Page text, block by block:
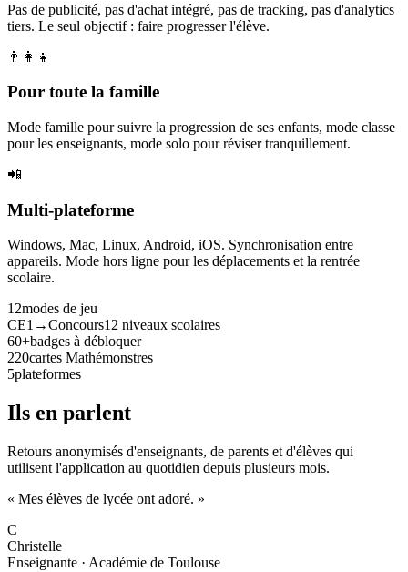
Pas de publicité, pas d'achat intégré, pas de tracking, pas d'analytics
tiers. Le seul objectif : faire progresser l'élève.
👨‍👩‍👧
Pour toute la famille
Mode famille pour suivre la progression de ses enfants, mode classe
pour les enseignants, mode solo pour réviser tranquillement.
📲
Multi-plateforme
Windows, Mac, Linux, Android, iOS. Synchronisation entre
appareils. Mode hors ligne pour les déplacements et la rentrée
scolaire.
12modes de jeu
CE1→Concours12 niveaux scolaires
60+badges à débloquer
220cartes Mathémonstres
5plateformes
Ils en parlent
Retours anonymisés d'enseignants, de parents et d'élèves qui
utilisent l'application au quotidien depuis plusieurs mois.
« Mes élèves de lycée ont adoré. »
C
Christelle
Enseignante · Académie de Toulouse